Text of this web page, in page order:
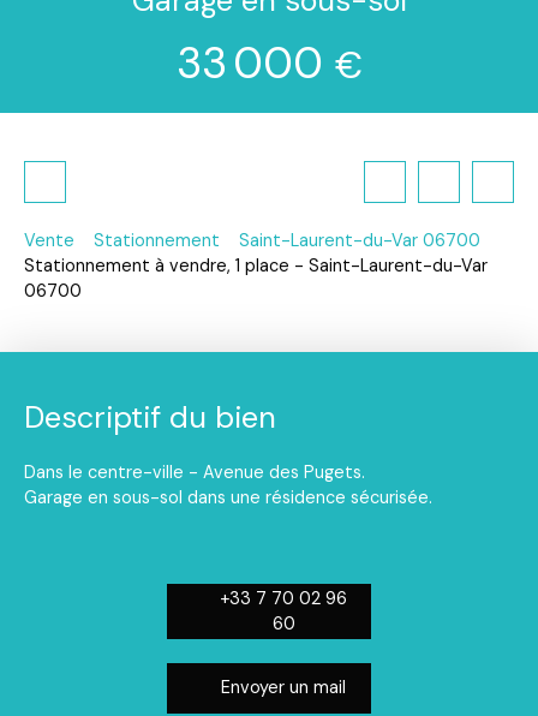
33 000 €
Vente Stationnement
Saint-Laurent-du-Var 06700
Stationnement à vendre, 1 place - Saint-Laurent-du-Var
06700
Descriptif du bien
Dans le centre-ville - Avenue des Pugets.
Garage en sous-sol dans une résidence sécurisée.
+33 7 70 02 96
60
Envoyer un mail